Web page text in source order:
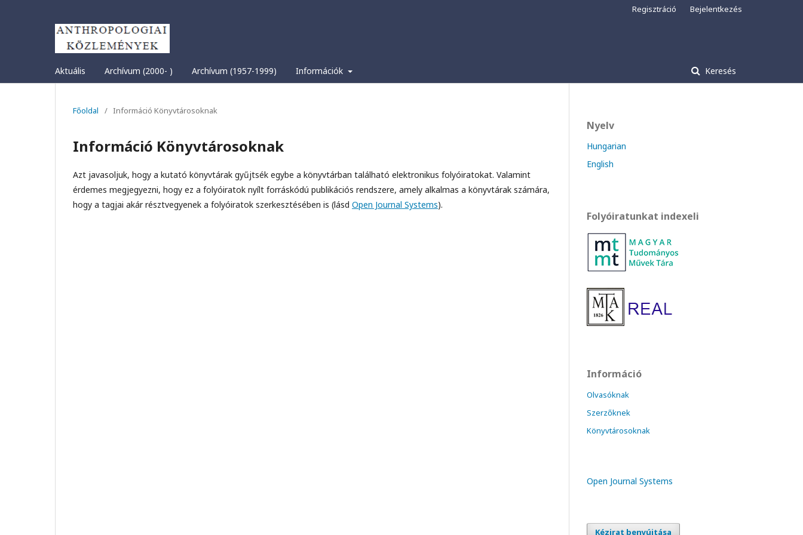
Aktuális Archívum (2000- ) Archívum (1957-1999) Információk Keresés
Regisztráció Bejelentkezés
Főoldal / Információ Könyvtárosoknak
Információ Könyvtárosoknak
Azt javasoljuk, hogy a kutató könyvtárak gyűjtsék egybe a könyvtárban található elektronikus folyóiratokat. Valamint
érdemes megjegyezni, hogy ez a folyóiratok nyílt forráskódú publikációs rendszere, amely alkalmas a könyvtárak számára,
hogy a tagjai akár résztvegyenek a folyóiratok szerkesztésében is (lásd Open Journal Systems).
Nyelv
Hungarian
English
Folyóiratunkat indexeli
Információ
Olvasóknak
Szerzőknek
Könyvtárosoknak
Open Journal Systems
Kézirat benyújtása